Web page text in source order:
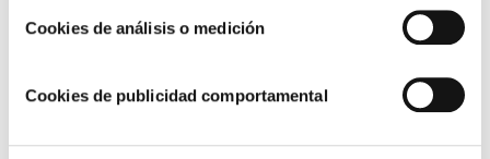
Cookies de análisis o medición
Cookies de publicidad comportamental
negocio más sostenible y responsable